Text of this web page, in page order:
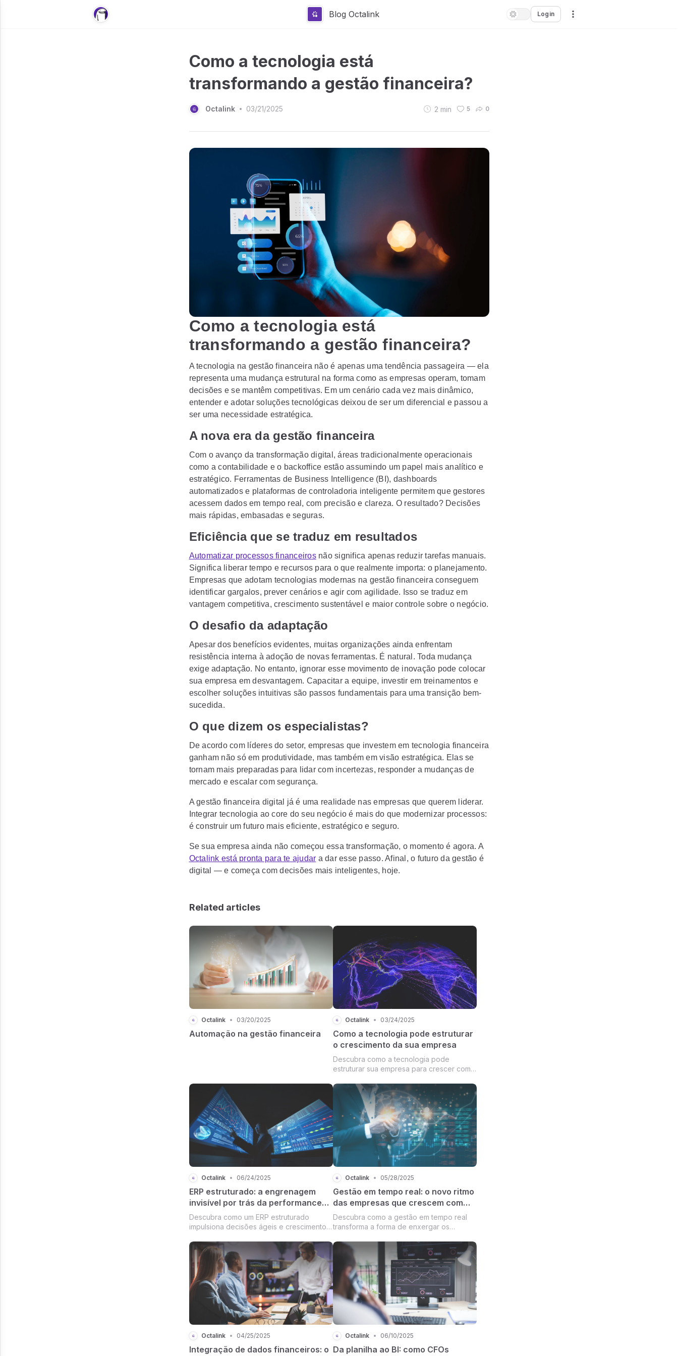
Blog Octalink Login
Como a tecnologia está
transformando a gestão financeira?
Octalink • 03/21/2025 2 min 5 0
Como a tecnologia está
transformando a gestão financeira?
A tecnologia na gestão financeira não é apenas uma tendência passageira — ela
representa uma mudança estrutural na forma como as empresas operam, tomam
decisões e se mantêm competitivas. Em um cenário cada vez mais dinâmico,
entender e adotar soluções tecnológicas deixou de ser um diferencial e passou a
ser uma necessidade estratégica.
A nova era da gestão financeira
Com o avanço da transformação digital, áreas tradicionalmente operacionais
como a contabilidade e o backoffice estão assumindo um papel mais analítico e
estratégico. Ferramentas de Business Intelligence (BI), dashboards
automatizados e plataformas de controladoria inteligente permitem que gestores
acessem dados em tempo real, com precisão e clareza. O resultado? Decisões
mais rápidas, embasadas e seguras.
Eficiência que se traduz em resultados
Automatizar processos financeirosnão significa apenas reduzir tarefas manuais.
Significa liberar tempo e recursos para o que realmente importa: o planejamento.
Empresas que adotam tecnologias modernas na gestão financeira conseguem
identificar gargalos, prever cenários e agir com agilidade. Isso se traduz em
vantagem competitiva, crescimento sustentável e maior controle sobre o negócio.
O desafio da adaptação
Apesar dos benefícios evidentes, muitas organizações ainda enfrentam
resistência interna à adoção de novas ferramentas. É natural. Toda mudança
exige adaptação. No entanto, ignorar esse movimento de inovação pode colocar
sua empresa em desvantagem. Capacitar a equipe, investir em treinamentos e
escolher soluções intuitivas são passos fundamentais para uma transição bem-
sucedida.
O que dizem os especialistas?
De acordo com líderes do setor, empresas que investem em tecnologia financeira
ganham não só em produtividade, mas também em visão estratégica. Elas se
tornam mais preparadas para lidar com incertezas, responder a mudanças de
mercado e escalar com segurança.
A gestão financeira digital já é uma realidade nas empresas que querem liderar.
Integrar tecnologia ao core do seu negócio é mais do que modernizar processos:
é construir um futuro mais eficiente, estratégico e seguro.
Se sua empresa ainda não começou essa transformação, o momento é agora. A
Octalink está pronta para te ajudar a dar esse passo. Afinal, o futuro da gestão é
digital — e começa com decisões mais inteligentes, hoje.
Related articles
Octalink • 03/20/2025
Automação na gestão financeira
Octalink • 03/24/2025
Como a tecnologia pode estruturar
o crescimento da sua empresa
Descubra como a tecnologia pode
estruturar sua empresa para crescer com
Octalink • 06/24/2025
ERP estruturado: a engrenagem
invisível por trás da performance
das empresas que mais crescem
Descubra como um ERP estruturado
impulsiona decisões ágeis e crescimento
destacam no mercado.
Octalink • 05/28/2025
Gestão em tempo real: o novo ritmo
das empresas que crescem com
clareza
Descubra como a gestão em tempo real
transforma a forma de enxergar os
futuro — com clareza, confiança e dados
Octalink • 04/25/2025
Integração de dados financeiros: o
Octalink • 06/10/2025
Da planilha ao BI: como CFOs